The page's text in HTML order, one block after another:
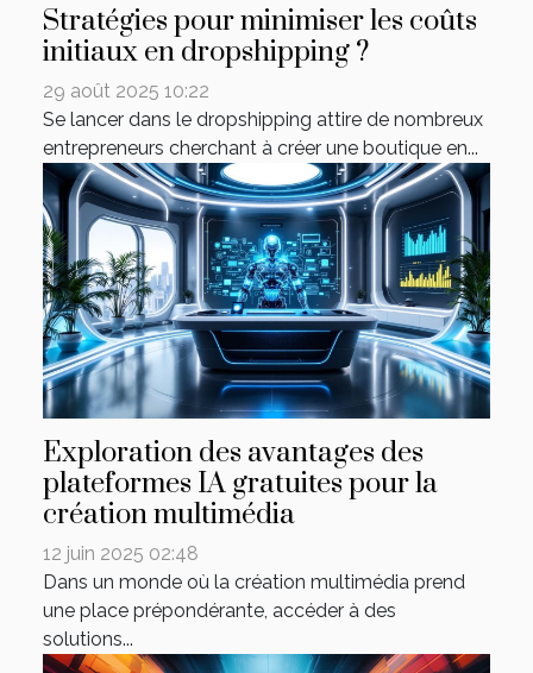
Stratégies pour minimiser les coûts
initiaux en dropshipping ?
29 août 2025 10:22
Se lancer dans le dropshipping attire de nombreux
entrepreneurs cherchant à créer une boutique en...
Exploration des avantages des
plateformes IA gratuites pour la
création multimédia
12 juin 2025 02:48
Dans un monde où la création multimédia prend
une place prépondérante, accéder à des
solutions...